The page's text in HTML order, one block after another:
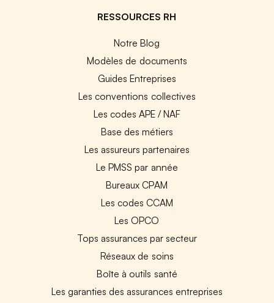
RESSOURCES RH
Notre Blog
Modèles de documents
Guides Entreprises
Les conventions collectives
Les codes APE / NAF
Base des métiers
Les assureurs partenaires
Le PMSS par année
Bureaux CPAM
Les codes CCAM
Les OPCO
Tops assurances par secteur
Réseaux de soins
Boîte à outils santé
Les garanties des assurances entreprises